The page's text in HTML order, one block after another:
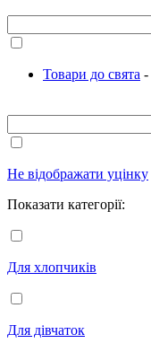
Товари до свята -
Не відображати уцінку
Показати категорії:
Для хлопчиків
Для дівчаток